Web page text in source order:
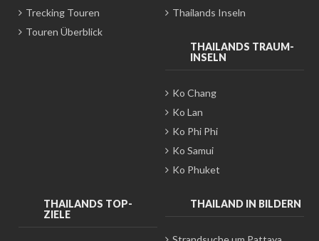
Trecking Touren
Touren Überblick
Thailands Inseln
THAILANDS TRAUM-
INSELN
Ko Chang
Ko Lan
Ko Phi Phi
Ko Samui
Ko Phuket
THAILANDS TOP-
ZIELE
THAILAND IN BILDERN